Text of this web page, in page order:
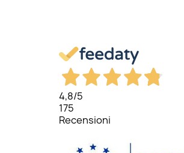
4,8/5
175
Recensioni